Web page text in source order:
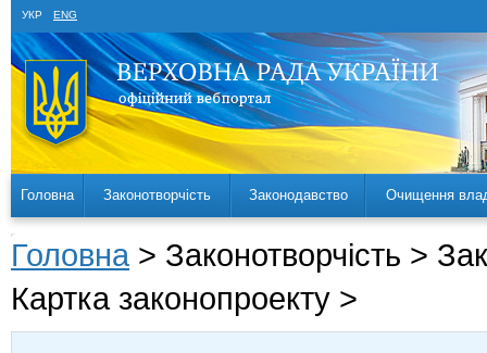
УКР ENG
Головна Законотворчість Законодавство Очищення
Головна > Законотворчість >
Картка законопроекту >